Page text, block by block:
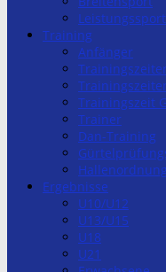
Leistungssport
Training
Anfänger
Trainingszeit
Trainer
Dan-Training
Hallenordnung
Ergebnisse
U10/U12
U13/U15
U18
U21